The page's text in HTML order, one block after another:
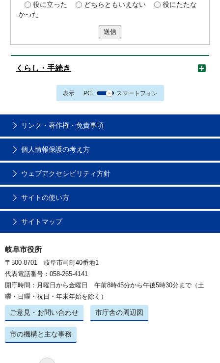
役に立った
どちらともいえない
役にたたな
かった
送信
くらし・手続き
表示 PC スマートフォン
リンク・著作権・免責事項
個人情報保護の考え方
ウェブアクセシビリティ方針
サイトの使い方
サイトマップ
岐阜市役所
〒500-8701 岐阜市司町40番地1
代表電話番号：058-265-4141
開庁時間：月曜日から金曜日 午前8時45分から午後5時30分まで（土
曜・日曜・祝日・年末年始を除く）
ご意見・お問い合わせ 市庁舎の周辺図
市の機構と主な事務